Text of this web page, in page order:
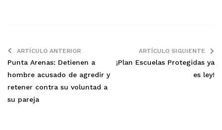
ARTÍCULO ANTERIOR
Punta Arenas: Detienen a
hombre acusado de agredir y
retener contra su voluntad a
su pareja
ARTÍCULO SIGUIENTE
¡Plan Escuelas Protegidas ya
es ley!